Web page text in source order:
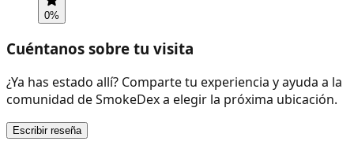
0%
Cuéntanos sobre tu visita
¿Ya has estado allí? Comparte tu experiencia y ayuda a la
comunidad de SmokeDex a elegir la próxima ubicación.
Escribir reseña